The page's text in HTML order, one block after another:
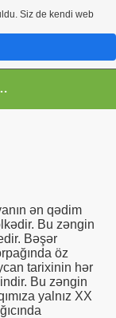
SOYQIRIM
ən qədim
Bu zəngin
Bəşər
öz
tarixinin hər
Bu zəngin
yalnız XX
Siz de kendi web